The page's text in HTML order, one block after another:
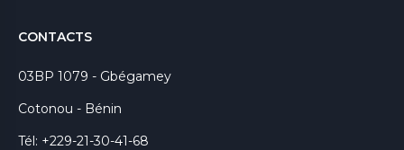
CONTACTS
03BP 1079 - Gbégamey
Cotonou - Bénin
Tél: +229-21-30-41-68